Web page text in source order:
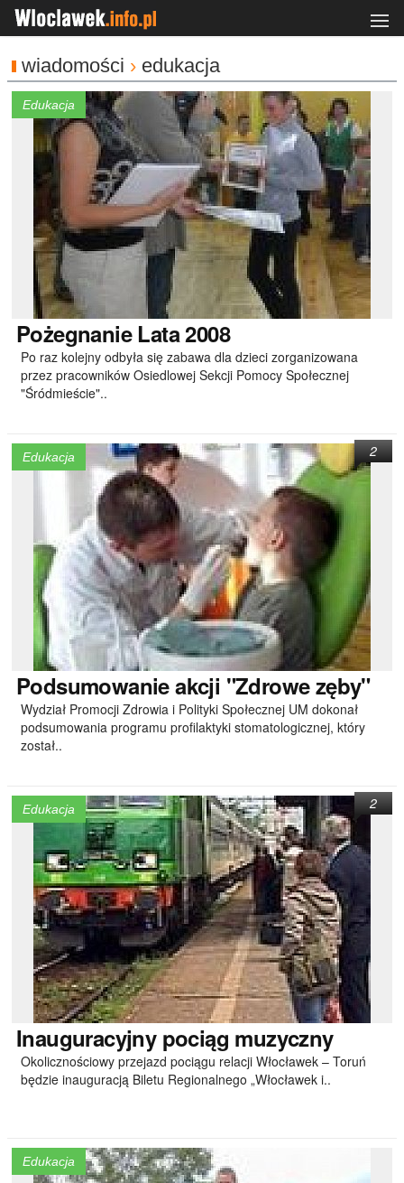
wiadomości › edukacja
Edukacja
PożegnanieLata 2008
Po raz kolejny odbyła się zabawa dla dzieci zorganizowana
przez pracowników Osiedlowej Sekcji Pomocy Społecznej
"Śródmieście"..
Edukacja
Podsumowanieakcji "Zdrowe zęby"
Wydział Promocji Zdrowia i Polityki Społecznej UM dokonał
podsumowania programu profilaktyki stomatologicznej, który
został..
2
Edukacja
Inauguracyjnypociąg muzyczny
Okolicznościowy przejazd pociągu relacji Włocławek – Toruń
będzie inauguracją Biletu Regionalnego „Włocławek i..
2
Edukacja